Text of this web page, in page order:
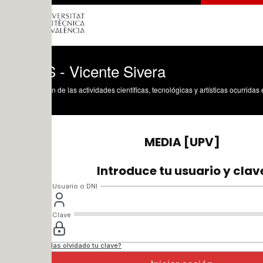
- Vicente Sivera
de las actividades científicas, tecnológicas y artísticas ocurridas en los tres